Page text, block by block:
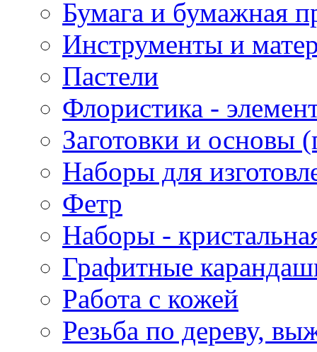
Бумага и бумажная
Инструменты и
Пастели
Флористика -
Заготовки и основы
Наборы для
Фетр
Наборы -
Графитные
Работа с кожей
Резьба по дереву,